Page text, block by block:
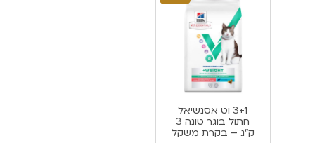
3+1 וט אסנשיאל
חתול בוגר טונה 3
ק”ג – בקרת משקל